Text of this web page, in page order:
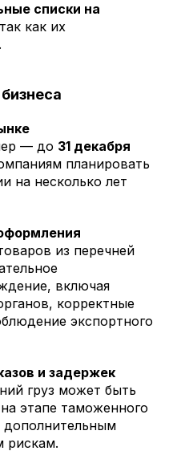
списки на
как их
— до 31 декабря
планировать
на несколько лет
из перечней
включая
корректные
экспортного
и задержек
груз может быть
этапе таможенного
дополнительным
рискам.